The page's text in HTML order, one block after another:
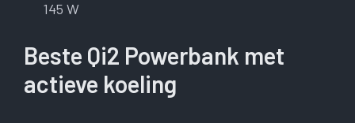
145 W
Beste Qi2 Powerbank met
actieve koeling